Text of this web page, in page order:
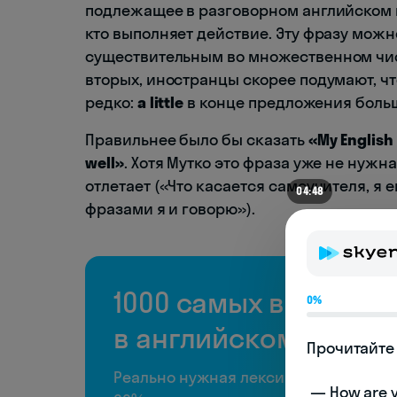
подлежащее в разговорном английском
кто выполняет действие. Эту фразу
существительным во множественном
вторых, иностранцы скорее подумают,
редко: a little в конце предложения
Правильнее было бы сказать«My
well». Хотя Мутко это фраза уже не
отлетает («Что касается самоучителя,
фразами я и говорю»).
1000 самых важных
в английском языке
Реально нужная лексика, чтобы
04:48
0%